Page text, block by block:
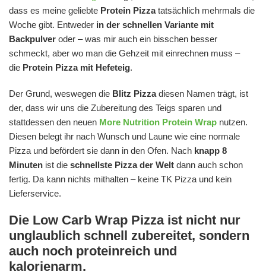
dass es meine geliebte Protein Pizzatatsächlich mehrmals die
Woche gibt. Entweder in der schnellen Variante mit
Backpulver oder – was mir auch ein bisschen besser
schmeckt, aber wo man die Gehzeit mit einrechnen muss –
die Protein Pizza mit Hefeteig.
Der Grund, weswegen die Blitz Pizzadiesen Namen trägt, ist
der, dass wir uns die Zubereitung des Teigs sparen und
stattdessen den neuen More Nutrition Protein Wrap nutzen.
Diesen belegt ihr nach Wunsch und Laune wie eine normale
Pizza und befördert sie dann in den Ofen. Nach knapp 8
Minuten ist die schnellste Pizza der Welt dann auch schon
fertig. Da kann nichts mithalten – keine TK Pizza und kein
Lieferservice.
Die Low Carb Wrap Pizza ist nicht nur
unglaublich schnell zubereitet, sondern
auch noch proteinreich und
kalorienarm.